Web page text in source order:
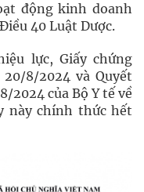
động kinh doanh
40 Luật Dược.
lực, Giấy chứng
8/2024 và Quyết
2024 của Bộ Y tế về
này chính thức hết